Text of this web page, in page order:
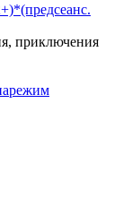
приключения